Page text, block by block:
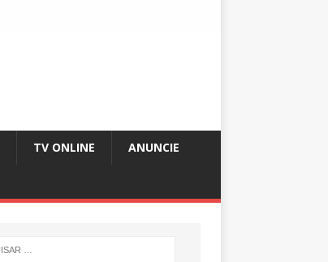
TV ONLINE ANUNCIE